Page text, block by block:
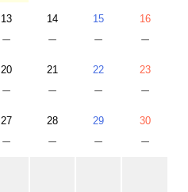
13
－
14
－
15
－
16
－
20
－
21
－
22
－
23
－
27
－
28
－
29
－
30
－